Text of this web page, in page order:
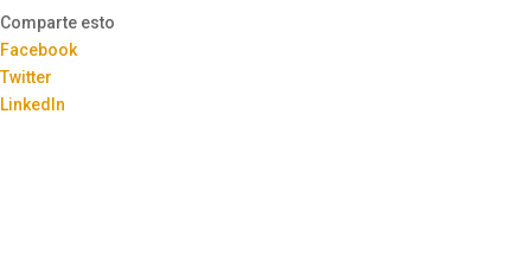
Comparte esto
Facebook
Twitter
LinkedIn